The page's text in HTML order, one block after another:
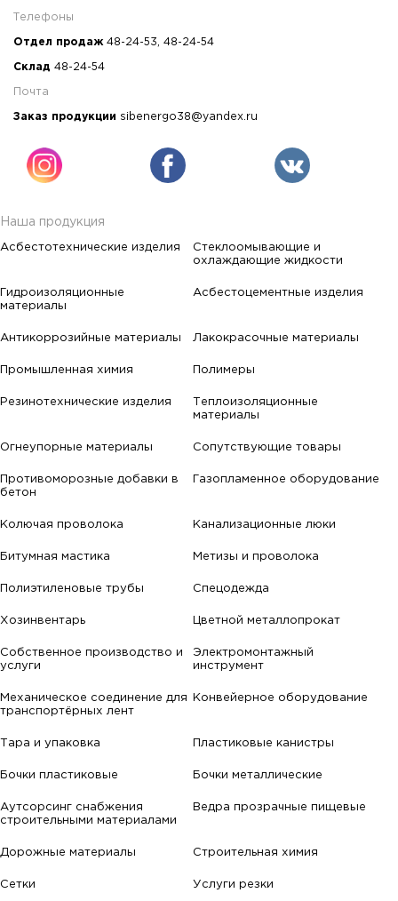
Телефоны
Отдел продаж 48-24-53 48-24-54
Склад 48-24-54
Почта
Заказ продукции sibenergo38@yandex.ru
Наша продукция
Асбестотехнические изделия
Стеклоомывающие и
охлаждающие жидкости
Гидроизоляционные
материалы
Асбестоцементные изделия
Антикоррозийные материалы Лакокрасочные материалы
Промышленная химия Полимеры
Резинотехнические изделия
Теплоизоляционные
материалы
Огнеупорные материалы Сопутствующие товары
Противоморозные добавки в
бетон
Газопламенное оборудование
Колючая проволока Канализационные люки
Битумная мастика Метизы и проволока
Полиэтиленовые трубы Спецодежда
Хозинвентарь Цветной металлопрокат
Собственное производство и
услуги
Электромонтажный
инструмент
Механическое соединение для
транспортёрных лент
Конвейерное оборудование
Тара и упаковка Пластиковые канистры
Бочки пластиковые Бочки металлические
Аутсорсинг снабжения
строительными материалами
Ведра прозрачные пищевые
Дорожные материалы Строительная химия
Сетки Услуги резки